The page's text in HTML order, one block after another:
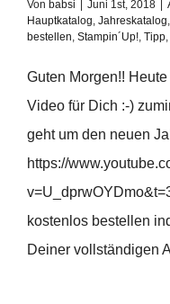
Von babsi Juni 1st, 2018
Hauptkatalog, Jahreskatalog,
bestellen, Stampin´Up!, Tipp,
Guten Morgen!!
Video für Dich :-)
geht um den neuen
https://
kostenlos bestellen
Deiner vollständigen